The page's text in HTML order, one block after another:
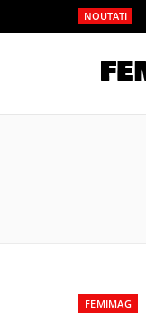
NOUTATI
FEMIMAG